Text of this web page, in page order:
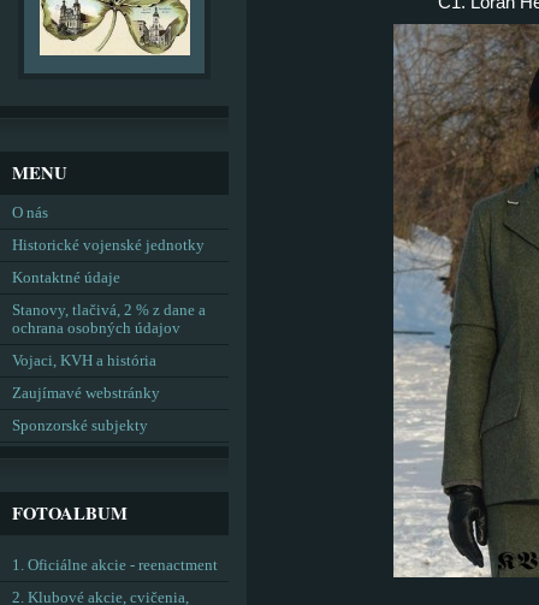
MENU
O nás
Historické vojenské jednotky
Kontaktné údaje
Stanovy, tlačivá, 2 % z dane a
ochrana osobných údajov
Vojaci, KVH a história
Zaujímavé webstránky
Sponzorské subjekty
FOTOALBUM
1. Oficiálne akcie - reenactment
2. Klubové akcie, cvičenia,